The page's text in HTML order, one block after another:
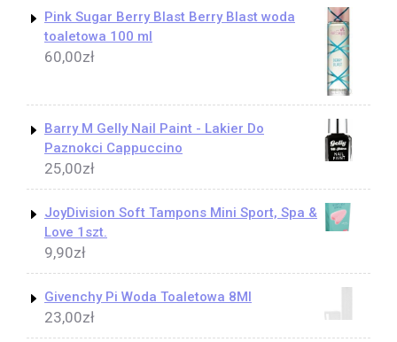
Pink Sugar Berry Blast Berry Blast woda
toaletowa 100 ml
60,00zł
Barry M Gelly Nail Paint - Lakier Do
Paznokci Cappuccino
25,00zł
JoyDivision Soft Tampons Mini Sport, Spa &
Love 1szt.
9,90zł
Givenchy Pi Woda Toaletowa 8Ml
23,00zł